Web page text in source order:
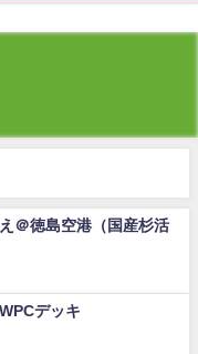
＠徳島空港（国産杉活
デッキ